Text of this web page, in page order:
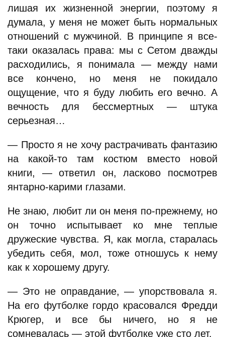
лишая их жизненной энергии, поэтому я
думала, у меня не может быть нормальных
отношений с мужчиной. В принципе я все-
таки оказалась права: мы с Сетом дважды
расходились, я понимала — между нами
все кончено, но меня не покидало
ощущение, что я буду любить его вечно. А
вечность для бессмертных — штука
серьезная…
— Просто я не хочу растрачивать фантазию
на какой-то там костюм вместо новой
книги, — ответил он, ласково посмотрев
янтарно-карими глазами.
Не знаю, любит ли он меня по-прежнему, но
он точно испытывает ко мне теплые
дружеские чувства. Я, как могла, старалась
убедить себя, мол, тоже отношусь к нему
как к хорошему другу.
— Это не оправдание, — упорствовала я.
На его футболке гордо красовался Фредди
Крюгер, и все бы ничего, но я не
сомневалась — этой футболке уже сто лет.